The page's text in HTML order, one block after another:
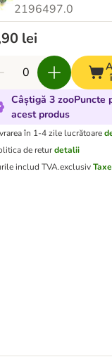
2196497.0
lei
Câștigă 3 zooPuncte
acest produs
în 1-4 zile lucrătoare
de retur detalii
includ TVA.exclusiv